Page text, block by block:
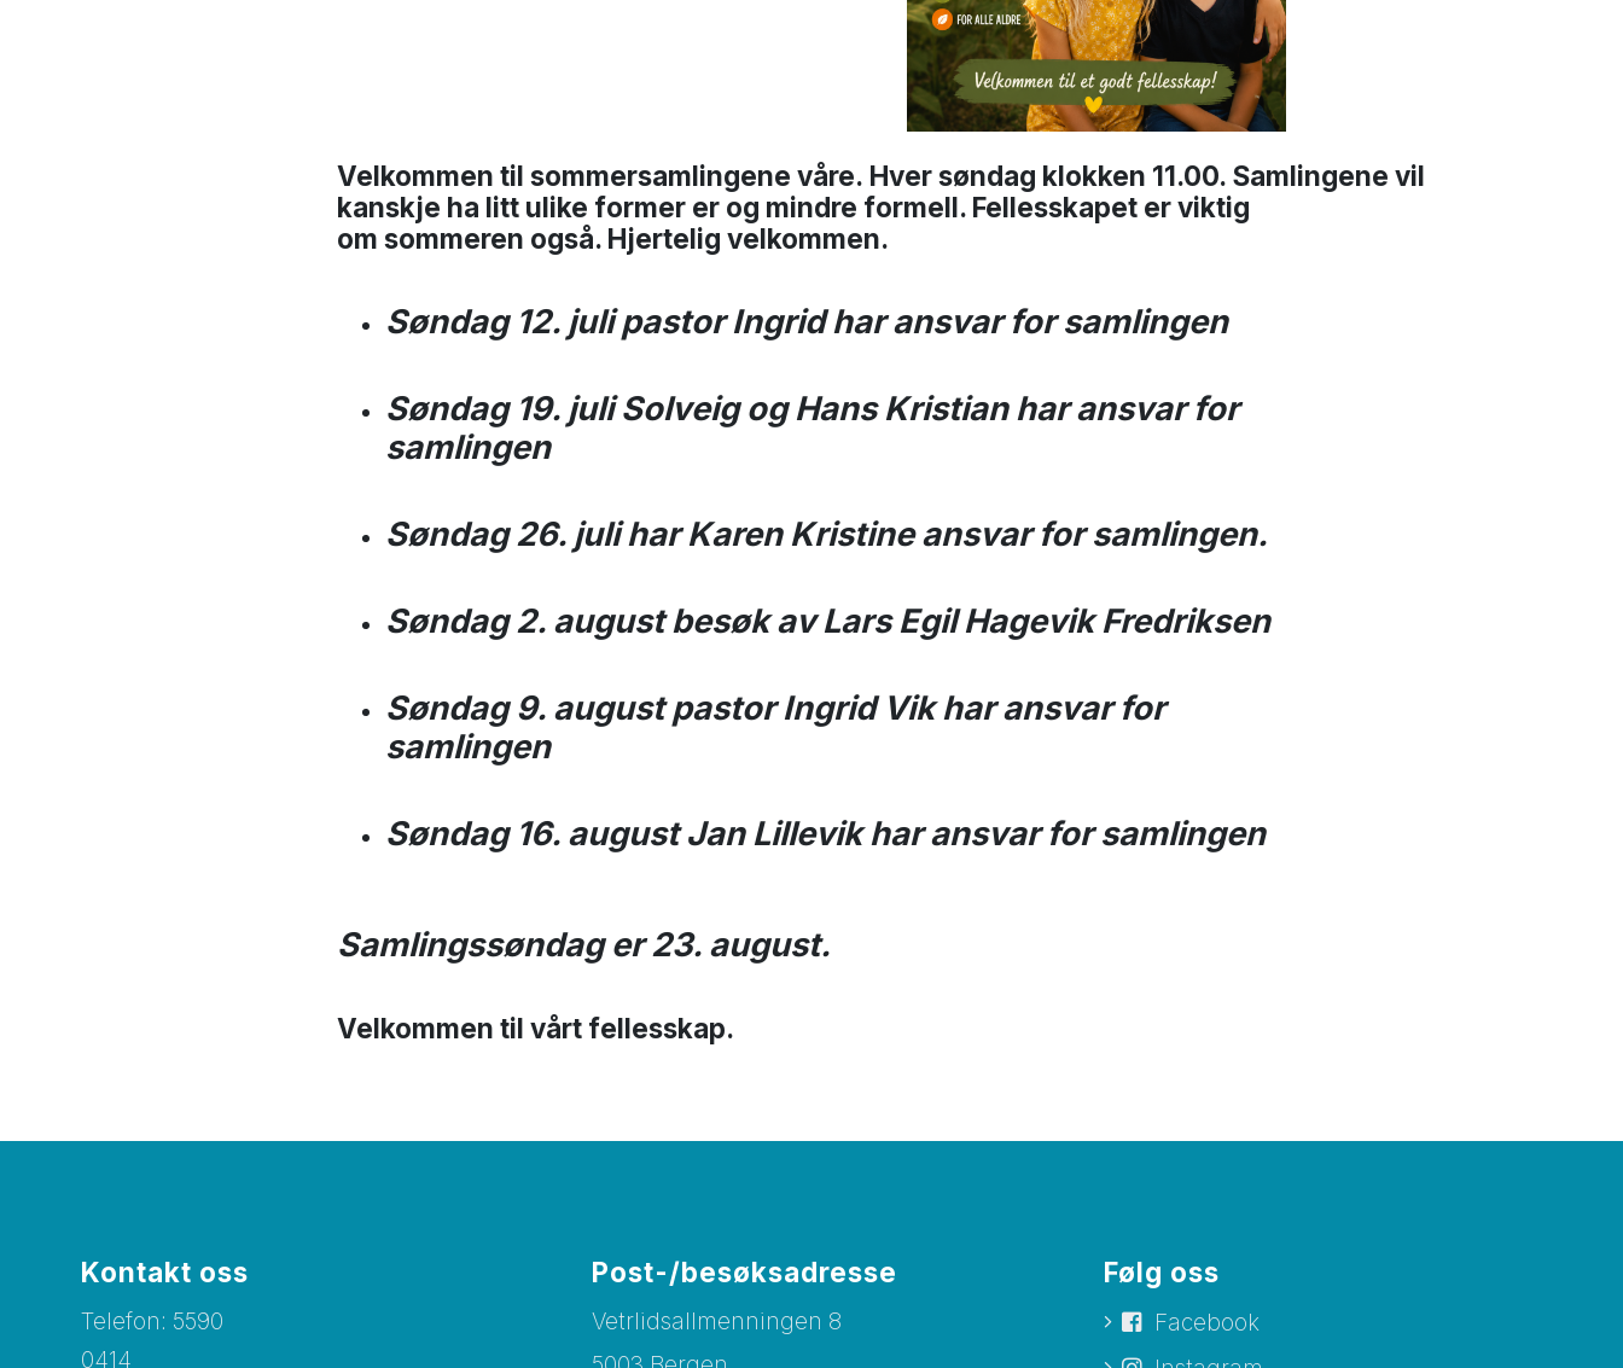
Velkommen til sommersamlingene våre. Hver søndag klokken 11.00. Samlingene vil
kanskje ha litt ulike former er og mindre formell. Fellesskapet er viktig
om sommeren også. Hjertelig velkommen.
Søndag 12. juli pastor Ingrid har ansvar for samlingen
Søndag 19. juli Solveig og Hans Kristian har ansvar for
samlingen
Søndag 26. juli har Karen Kristine ansvar for samlingen.
Søndag 2. august besøk av Lars Egil Hagevik Fredriksen
Søndag 9. august pastor Ingrid Vik har ansvar for
samlingen
Søndag 16. august Jan Lillevik har ansvar for samlingen
Samlingssøndag er 23. august.
Velkommen til vårt fellesskap.
Kontakt oss
Telefon: 5590
0414
Post-/besøksadresse
Vetrlidsallmenningen 8
Følg oss
Facebook